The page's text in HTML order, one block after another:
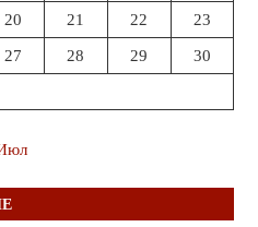
20 21 22 23
27 28 29 30